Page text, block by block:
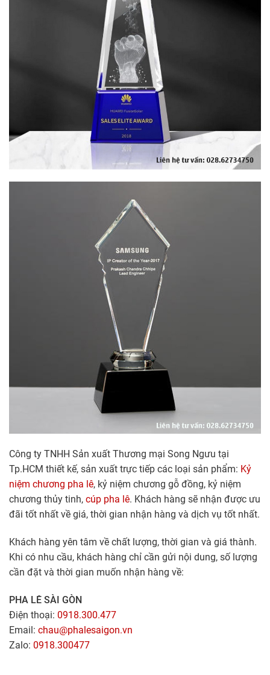
Công ty TNHH Sản xuất Thương mại Song Ngưu tại
Tp.HCM thiết kế, sản xuất trực tiếp các loại sản phẩm: Kỷ
niệm chương pha lê, kỷ niệm chương gỗ đồng, kỷ niệm
chương thủy tinh, cúp pha lê. Khách hàng sẽ nhận được ưu
đãi tốt nhất về giá, thời gian nhận hàng và dịch vụ tốt nhất.
Khách hàng yên tâm về chất lượng, thời gian và giá thành.
Khi có nhu cầu, khách hàng chỉ cần gửi nội dung, số lượng
cần đặt và thời gian muốn nhận hàng về:
PHA LÊ SÀI GÒN
Điện thoại: 0918.300.477
Email: chau@phalesaigon.vn
Zalo: 0918.300477